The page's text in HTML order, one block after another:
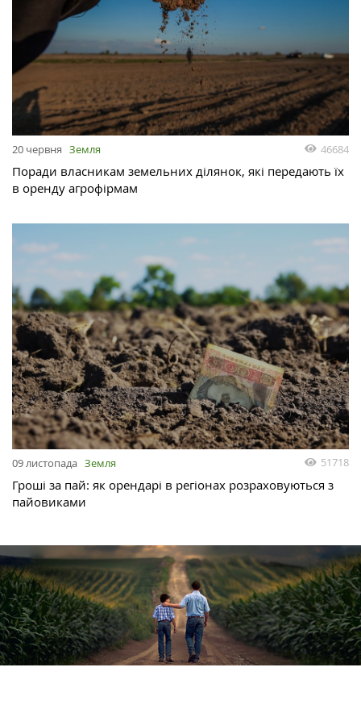
20 червня Земля 46684
Поради власникам земельних ділянок, які передають їх
в оренду агрофірмам
09 листопада Земля 51718
Гроші за пай: як орендарі в регіонах розраховуються з
пайовиками